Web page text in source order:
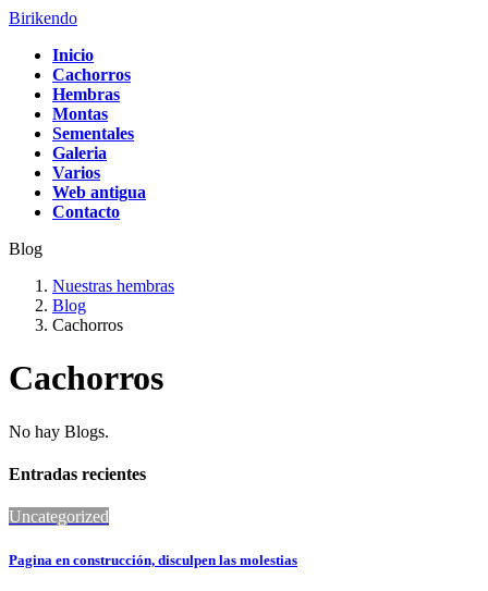
Saltar
contenido
Saltar
navegación
Birikendo
Inicio
Cachorros
Hembras
Montas
Sementales
Galeria
Varios
Web antigua
Contacto
Blog
Nuestras hembras
Blog
Cachorros
Cachorros
No hay Blogs.
Entradas recientes
Uncategorized
Pagina en construcción, disculpen las molestias